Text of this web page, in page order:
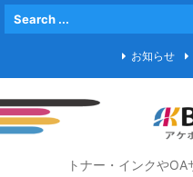
お知らせ
トナー・インクや